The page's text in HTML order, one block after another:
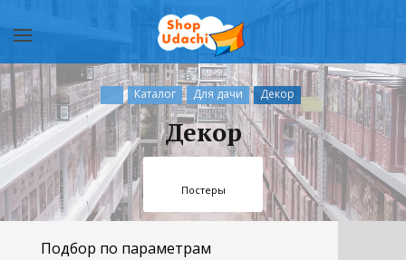
Каталог Для дачи Декор
Декор
Постеры
Подбор по параметрам